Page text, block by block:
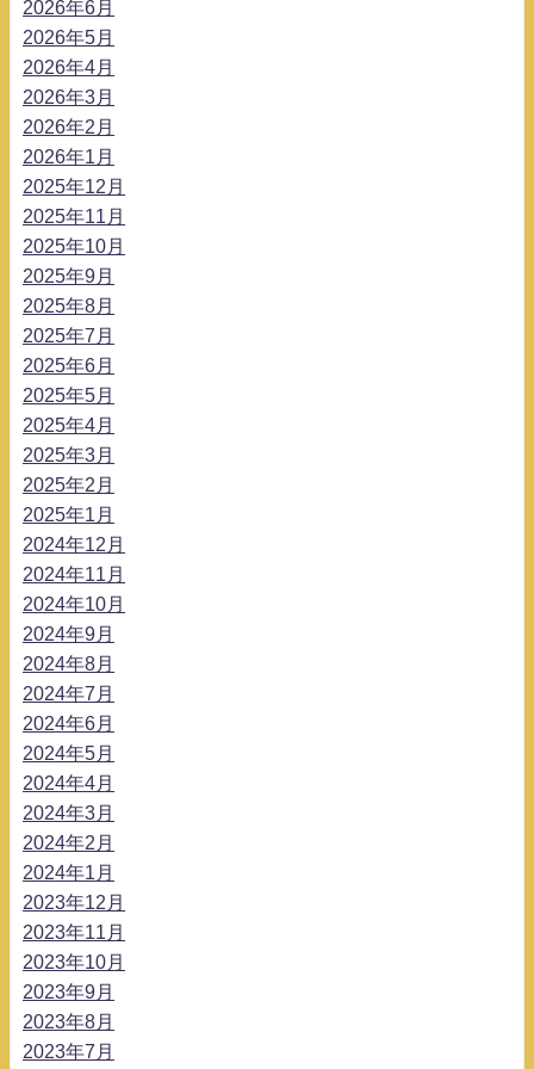
2026年6月
2026年5月
2026年4月
2026年3月
2026年2月
2026年1月
2025年12月
2025年11月
2025年10月
2025年9月
2025年8月
2025年7月
2025年6月
2025年5月
2025年4月
2025年3月
2025年2月
2025年1月
2024年12月
2024年11月
2024年10月
2024年9月
2024年8月
2024年7月
2024年6月
2024年5月
2024年4月
2024年3月
2024年2月
2024年1月
2023年12月
2023年11月
2023年10月
2023年9月
2023年8月
2023年7月